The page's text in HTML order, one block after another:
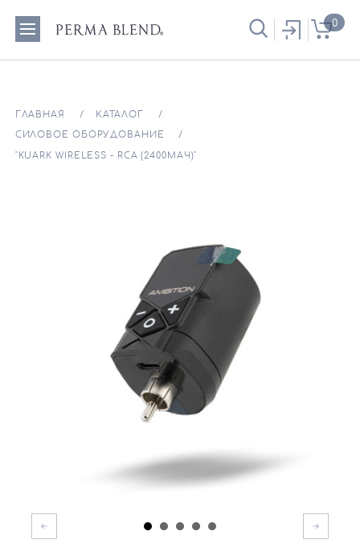
0
ГЛАВНАЯ КАТАЛОГ
СИЛОВОЕ ОБОРУДОВАНИЕ
"KUARK WIRELESS - RCA (2400МАЧ)"